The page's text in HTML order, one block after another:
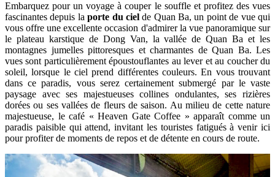
Embarquez pour un voyage à couper le souffle et profitez des vues
fascinantes depuis laporte du cielde Quan Ba, un point de vue qui
vous offre une excellente occasion d'admirer la vue panoramique sur
le plateau karstique de Dong Van, la vallée de Quan Ba ​​et les
montagnes jumelles pittoresques et charmantes de Quan Ba. Les
vues sont particulièrement époustouflantes au lever et au coucher du
soleil, lorsque le ciel prend différentes couleurs. En vous trouvant
dans ce paradis, vous serez certainement submergé par le vaste
paysage avec ses majestueuses collines ondulantes, ses rizières
dorées ou ses vallées de fleurs de saison. Au milieu de cette nature
majestueuse, le café « Heaven Gate Coffee » apparaît comme un
paradis paisible qui attend, invitant les touristes fatigués à venir ici
pour profiter de moments de repos et de détente en cours de route.